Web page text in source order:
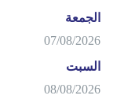
الجمعة
07/08/2026
السبت
08/08/2026